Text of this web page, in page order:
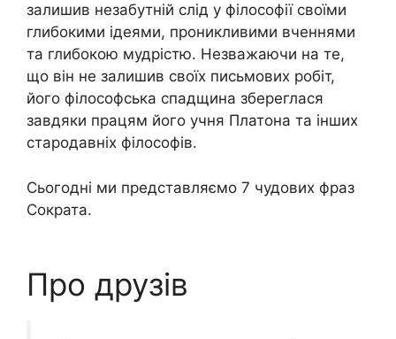
залишив незабутній слід у філософії своїми
глибокими ідеями, проникливими вченнями
та глибокою мудрістю. Незважаючи на те,
що він не залишив своїх письмових робіт,
його філософська спадщина збереглася
завдяки працям його учня Платона та інших
стародавніх філософів.
Сьогодні ми представляємо 7 чудових фраз
Сократа.
Про друзів